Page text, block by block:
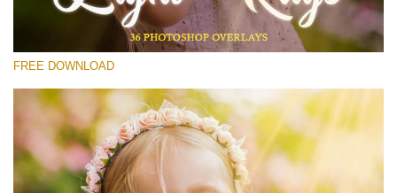
Light Rays
(36 Overlays)
Luxury Wedding
(373 Overlays)
Large 6000*4000px
FREE DOWNLOAD